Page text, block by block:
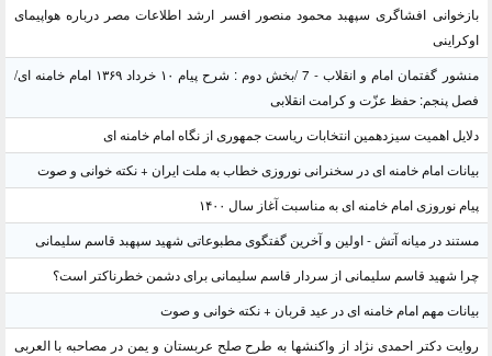
بازخوانی افشاگری سپهبد محمود منصور افسر ارشد اطلاعات مصر درباره هواپیمای
اوکراینی
منشور گفتمان امام و انقلاب - 7 /بخش دوم : شرح پیام ۱۰ خرداد ۱۳۶۹ امام خامنه ای/
فصل پنجم: حفظ عزّت و کرامت انقلابی
دلایل اهمیت سیزدهمین انتخابات ریاست جمهوری از نگاه امام خامنه ای
بیانات امام خامنه ای در سخنرانی نوروزی خطاب به ملت ایران + نکته خوانی و صوت
پیام نوروزی امام خامنه ای به مناسبت آغاز سال ۱۴۰۰
مستند در میانه آتش - اولین و آخرین گفتگوی مطبوعاتی شهید سپهبد قاسم سلیمانی
چرا شهید قاسم سلیمانی از سردار قاسم سلیمانی برای دشمن خطرناکتر است؟
بیانات مهم امام خامنه ای در عید قربان + نکته خوانی و صوت
روایت دکتر احمدی نژاد از واکنشها به طرح صلح عربستان و یمن در مصاحبه با العربی